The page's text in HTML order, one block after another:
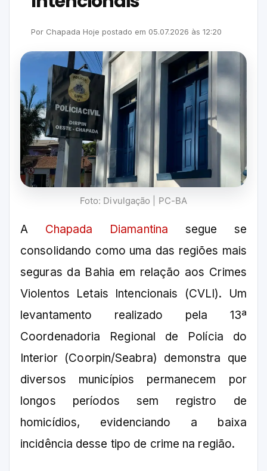
Por Chapada Hoje postado em 05.07.2026 às 12:20
Foto: Divulgação | PC-BA
A Chapada Diamantina segue se
consolidando como uma das regiões mais
seguras da Bahia em relação aos Crimes
Violentos Letais Intencionais (CVLI). Um
levantamento realizado pela 13ª
Coordenadoria Regional de Polícia do
Interior (Coorpin/Seabra) demonstra que
diversos municípios permanecem por
longos períodos sem registro de
homicídios, evidenciando a baixa
incidência desse tipo de crime na região.